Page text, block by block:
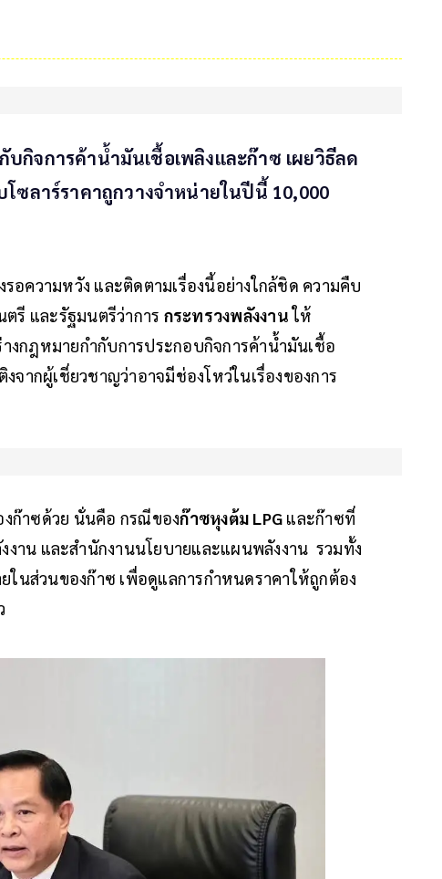
กิจการค้าน้ำมันเชื้อเพลิงและก๊าซ เผยวิธีลด
ซลาร์ราคาถูกวางจำหน่ายในปีนี้ 10,000
อความหวัง และติดตามเรื่องนี้อย่างใกล้ชิด ความคืบ
รี และรัฐมนตรีว่าการ กระทรวงพลังงานให้
กฎหมายกํากับการประกอบกิจการค้าน้ำมันเชื้อ
จากผู้เชี่ยวชาญว่าอาจมีช่องโหว่ในเรื่องของการ
ก๊าซด้วย นั่นคือ กรณีของก๊าซหุงต้ม LPG และก๊าซที่
าน และสำนักงานนโยบายและแผนพลังงาน รวมทั้ง
นส่วนของก๊าซ เพื่อดูแลการกำหนดราคาให้ถูกต้อง